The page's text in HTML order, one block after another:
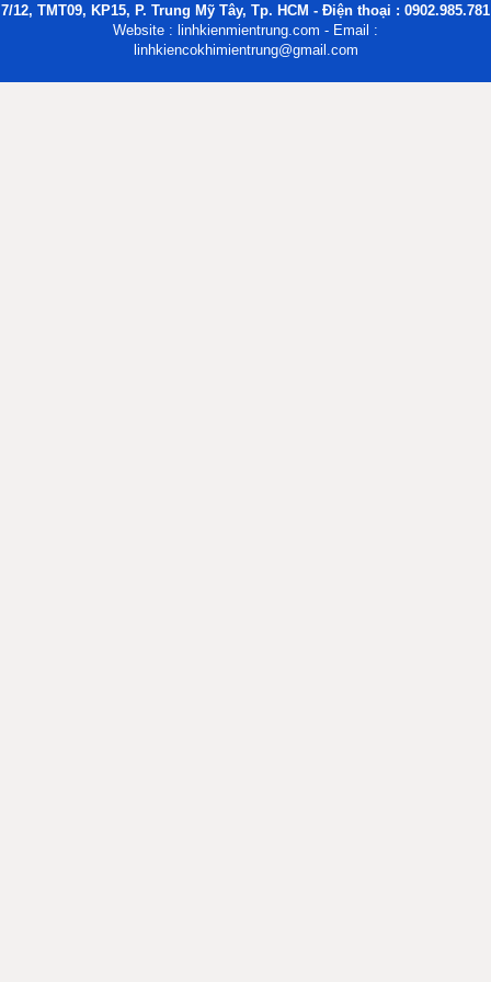
7/12, TMT09, KP15, P. Trung Mỹ Tây, Tp. HCM - Điện thoại : 0902.985.781
Website : linhkienmientrung.com - Email :
linhkiencokhimientrung@gmail.com